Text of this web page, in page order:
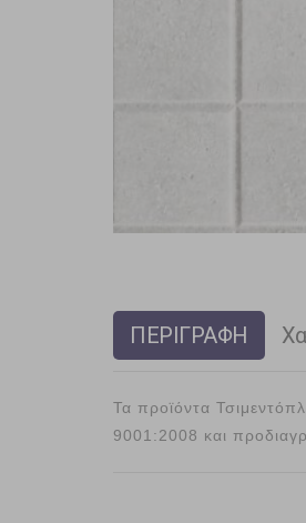
ΠΕΡΙΓΡΑΦΗ
Τα προϊόντα
9001:2008 και